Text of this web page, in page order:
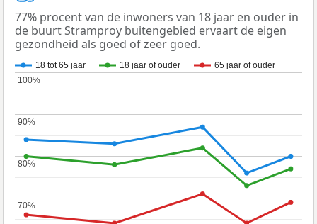
77% procent van de inwoners van 18 jaar en ouder in
de buurt Stramproy buitengebied ervaart de eigen
gezondheid als goed of zeer goed.
18 tot 65 jaar 18 jaar of ouder 65 jaar of ouder
70%
70%
80%
80%
90%
90%
100%
100%